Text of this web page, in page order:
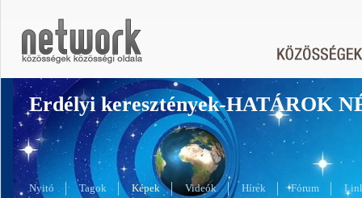
Erdélyi keresztények-HATÁROK
Nyitó Tagok Képek Videók Hírek Fórum